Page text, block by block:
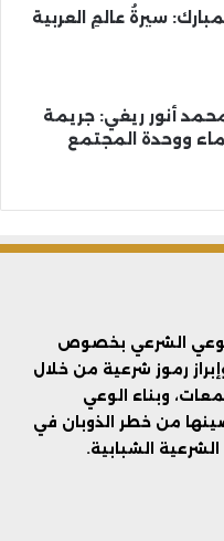
سيرةُ عالمِ العربية
أنور ريغي: جريمة
ووحدة المجتمع
الشرعي بخصوص
رموز شرعية من خلال
وبناء الوعي
من خطر الذوبان في
الشبابية.